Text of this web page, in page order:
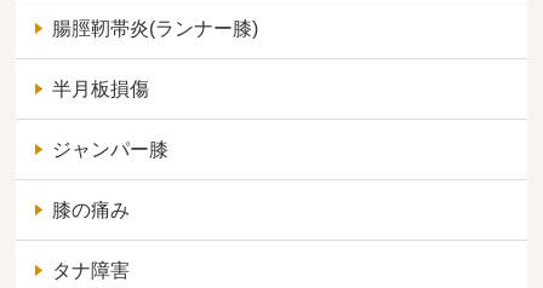
腸脛靭帯炎(ランナー膝)
半月板損傷
ジャンパー膝
膝の痛み
タナ障害